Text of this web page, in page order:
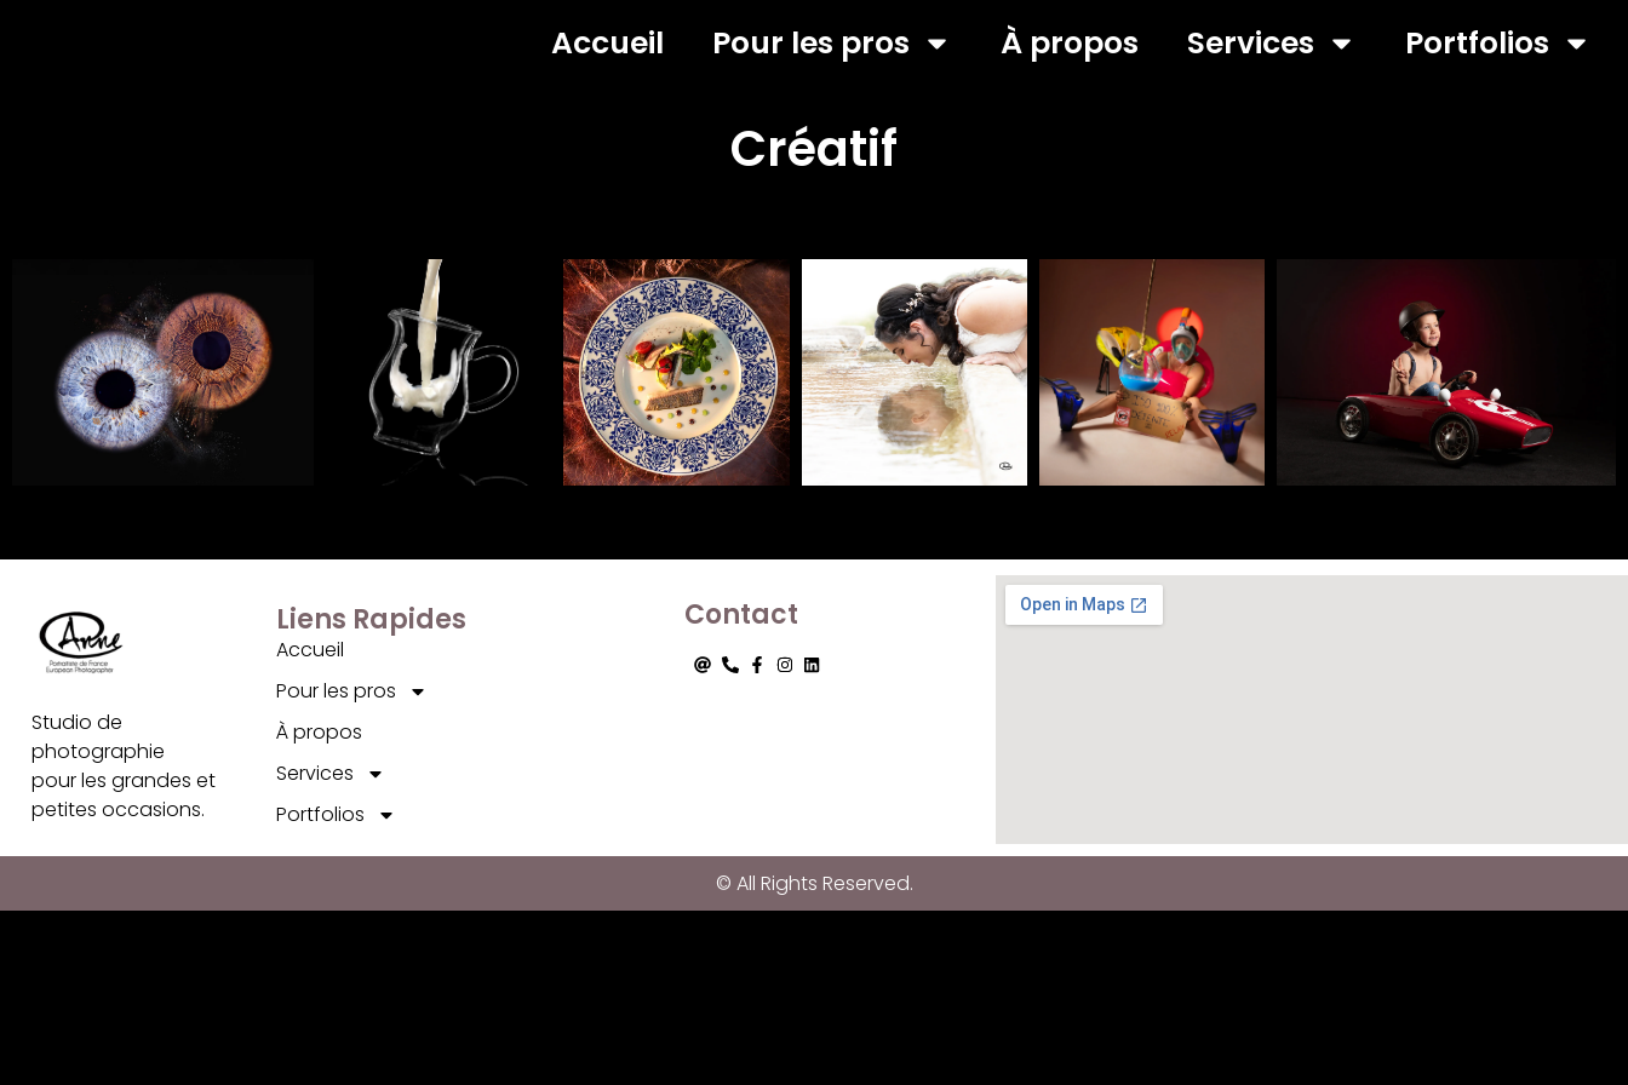
Accueil Pour les pros À propos Services Portfolios
Créatif
Studio de
photographie
pour les grandes et
petites occasions.
Liens Rapides
Accueil
Pour les pros
À propos
Services
Portfolios
Contact
© All Rights Reserved.